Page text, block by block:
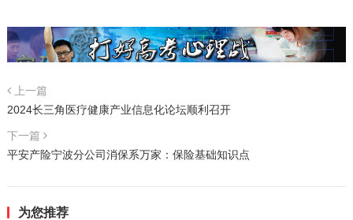
上一篇
2024长三角医疗健康产业信息化论坛顺利召开
下一篇
平安产险宁波分公司消保系万家：保险基础知识点
为您推荐